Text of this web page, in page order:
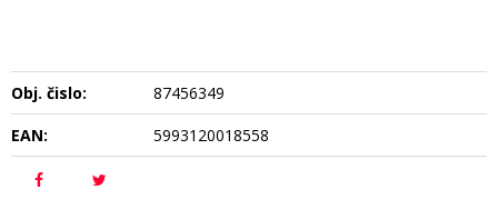
Obj. čislo:
87456349
EAN:
5993120018558